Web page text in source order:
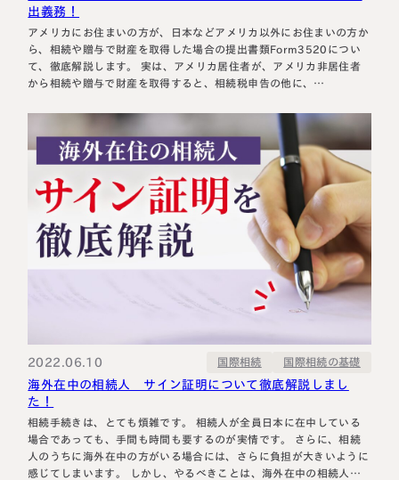
出義務！
アメリカにお住まいの方が、日本などアメリカ以外にお住まいの方か
ら、相続や贈与で財産を取得した場合の提出書類Form3520につい
て、徹底解説します。 実は、アメリカ居住者が、アメリカ非居住者
から相続や贈与で財産を取得すると、相続税申告の他に、
可能性があります。今回は、その中でも「Form3520」にスポット
2022.06.10 国際相続 国際相続の基礎
海外在中の相続人 サイン証明について徹底解説しまし
た！
相続手続きは、とても煩雑です。 相続人が全員日本に在中している
場合であっても、手間も時間も要するのが実情です。 さらに、相続
人のうちに海外在中の方がいる場合には、さらに負担が大きいように
感じてしまいます。 しかし、やるべきことは、海外在中の相続人が